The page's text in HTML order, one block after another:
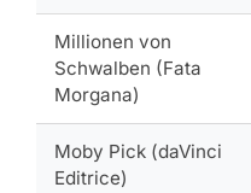
Millionen von
Schwalben (Fata
Morgana)
Moby Pick (daVinci
Editrice)